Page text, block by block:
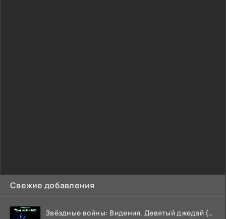
Свежие добавления
Звёздные войны: Видения. Девятый джедай (2026)